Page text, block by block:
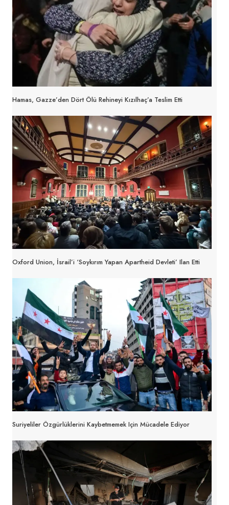
Hamas, Gazze’den Dört Ölü Rehineyi Kızılhaç’a Teslim Etti
Oxford Union, İsrail’i ‘soykırım Yapan Apartheid Devleti’ Ilan Etti
Suriyeliler Özgürlüklerini Kaybetmemek Için Mücadele Ediyor